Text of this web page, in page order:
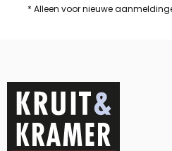
* Alleen voor nieuwe